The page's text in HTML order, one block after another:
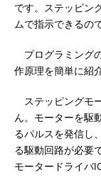
です。ステッピン
ムで指示できるの
プログラミング
作原理を簡単に紹
ステッピングモ
ん。モーターを駆
るパルスを発信し
る駆動回路が必要
モータードライバ